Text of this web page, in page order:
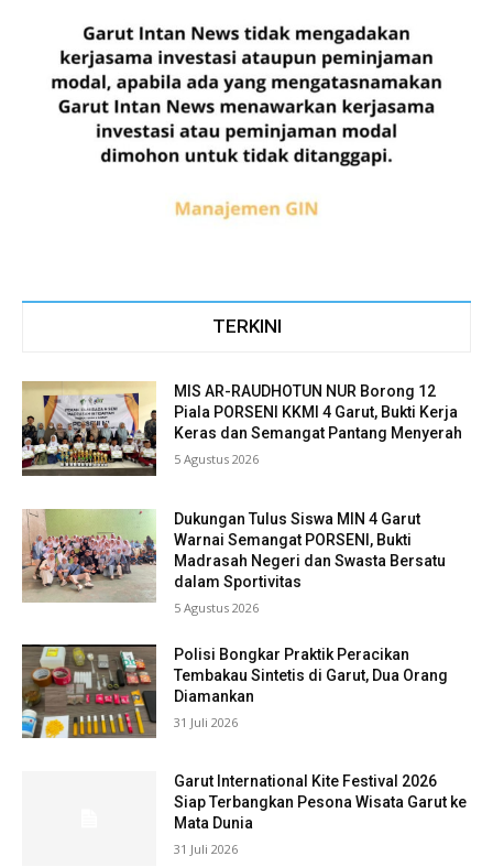
TERKINI
MIS AR-RAUDHOTUN NUR Borong 12
Piala PORSENI KKMI 4 Garut, Bukti Kerja
Keras dan Semangat Pantang Menyerah
5 Agustus 2026
Dukungan Tulus Siswa MIN 4 Garut
Warnai Semangat PORSENI, Bukti
Madrasah Negeri dan Swasta Bersatu
dalam Sportivitas
5 Agustus 2026
Polisi Bongkar Praktik Peracikan
Tembakau Sintetis di Garut, Dua Orang
Diamankan
31 Juli 2026
Garut International Kite Festival 2026
Siap Terbangkan Pesona Wisata Garut ke
Mata Dunia
31 Juli 2026